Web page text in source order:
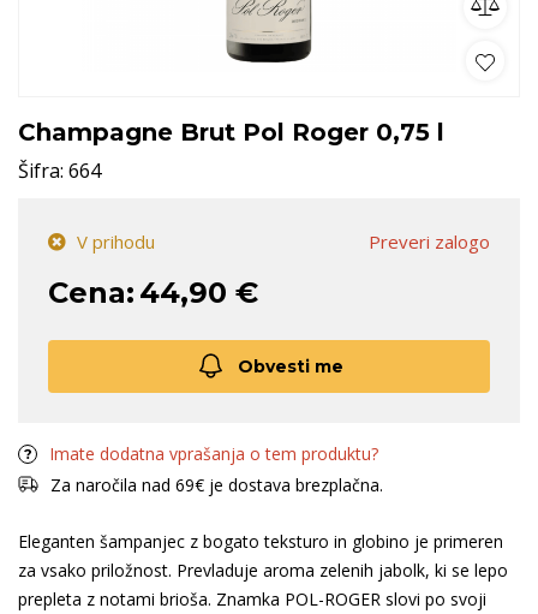
Champagne Brut Pol Roger 0,75 l
Šifra: 664
Preveri zalogo
V prihodu
Cena: 44,90 €
Obvesti me
Imate dodatna vprašanja o tem produktu?
Za naročila nad 69€ je dostava brezplačna.
Eleganten šampanjec z bogato teksturo in globino je primeren
za vsako priložnost. Prevladuje aroma zelenih jabolk, ki se lepo
prepleta z notami brioša. Znamka POL-ROGER slovi po svoji